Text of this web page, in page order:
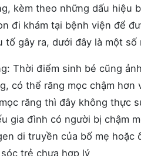
kèm theo những dấu hiệu
đi khám tại bệnh viện để
tố gây ra, dưới đây là một
Thời điểm sinh bé cũng
có thể răng mọc chậm
răng thì đây không thực
gia đình có người bị chậm
di truyền của bố mẹ hoặc
trẻ chưa hợp lý